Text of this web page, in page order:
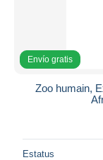
Envío gratis
Zoo humain,
Estatus